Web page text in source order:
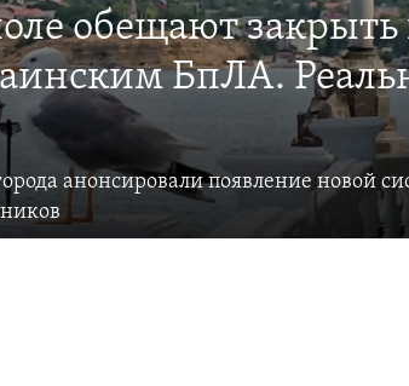
обещают закрыть
БпЛА.
анонсировали появление новой